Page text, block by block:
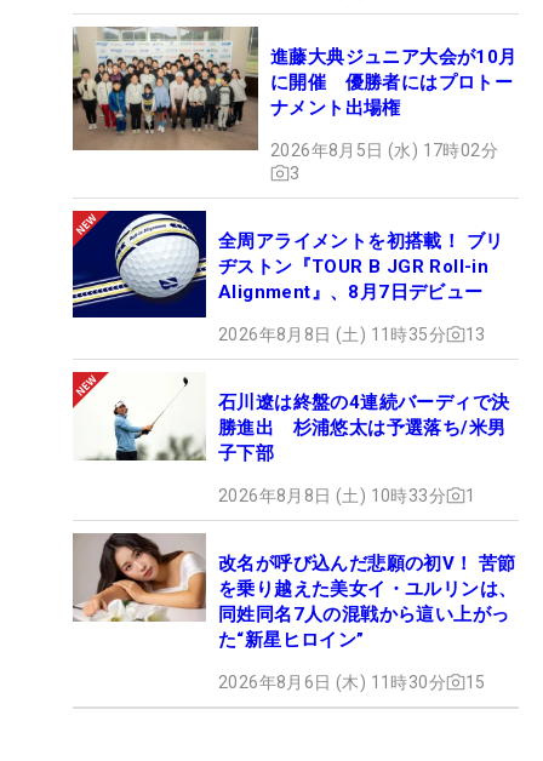
進藤大典ジュニア大会が10月
に開催 優勝者にはプロトー
ナメント出場権
2026年8月5日 (水) 17時02分
3
全周アライメントを初搭載！ ブリ
ヂストン『TOUR B JGR Roll-in
Alignment』、8月7日デビュー
2026年8月8日 (土) 11時35分 13
石川遼は終盤の4連続バーディで決
勝進出 杉浦悠太は予選落ち/米男
子下部
2026年8月8日 (土) 10時33分 1
改名が呼び込んだ悲願の初V！ 苦節
を乗り越えた美女イ・ユルリンは、
同姓同名7人の混戦から這い上がっ
た“新星ヒロイン”
2026年8月6日 (木) 11時30分 15